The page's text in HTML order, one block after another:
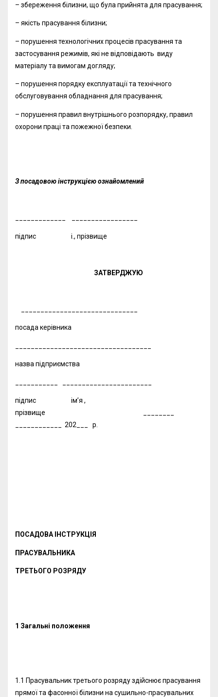
– збереження білизни, що була прийнята для прасування;
– якість прасування білизни;
– порушення технологічних процесів прасування та
застосування режимів, які не відповідають виду
матеріалу та вимогам догляду;
– порушення порядку експлуатації та технічного
обслуговування обладнання для прасування;
– порушення правил внутрішнього розпорядку, правил
охорони праці та пожежної безпеки.
З посадовою інструкцією ознайомлений
підпис і., прізвище
ЗАТВЕРДЖУЮ
посада керівника
назва підприємства
підпис ім’я ,
прізвище ________
____________ 202___ р.
ПОСАДОВА ІНСТРУКЦІЯ
ПРАСУВАЛЬНИКА
ТРЕТЬОГО РОЗРЯДУ
1 Загальні положення
1.1 Прасувальник третього розряду здійснює прасування
прямої та фасонної білизни на сушильно-прасувальних